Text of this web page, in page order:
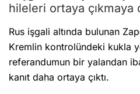
Rus işgali altında bulunan
Kremlin kontrolündeki kukla
referandumun bir yalandan
kanıt daha ortaya çıktı.